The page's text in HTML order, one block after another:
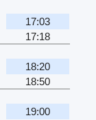
17:03
17:18
18:20
18:50
19:00